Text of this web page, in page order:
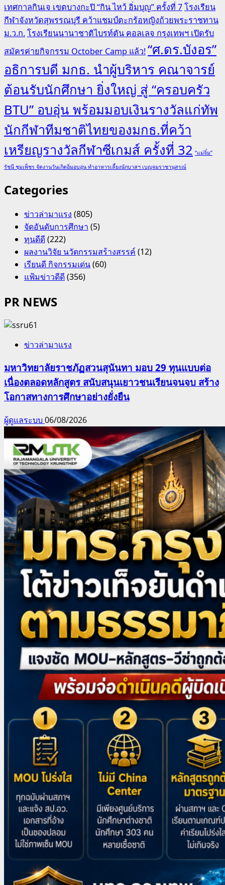
เทศกาลกินเจ เขตบางกะปิ “กิน ไหว้ อิ่มบุญ” ครั้งที่ 7โรงเรียน
กีฬาจังหวัดสุพรรณบุรี คว้าแชมป์ตะกร้อหญิงถ้วยพระราชทาน
ม.ว.ก.โรงเรียนนานาชาติไบรท์ตัน คอลเลจ กรุงเทพฯ เปิดรับ
สมัครค่ายกิจกรรม October Camp แล้ว!“ศ.ดร.บังอร”
อธิการบดี มกธ. นำผู้บริหาร คณาจารย์
ต้อนรับนักศึกษา ยิ่งใหญ่ สู่ “ครอบครัว
BTU” อบอุ่น พร้อมมอบเงินรางวัลแก่ทัพ
นักกีฬาทีมชาติไทยของมกธ.ที่คว้า
เหรียญรางวัลกีฬาซีเกมส์ ครั้งที่ 32 “แม่จิ๋ม”
รัชนี ชุมเพ็ชร จัดงานวันเกิดอิ่มอบอุ่น ทำอาหารเลี้ยงนักบาสฯ เบญจมราชานุสรณ์
Categories
ข่าวล่ามาแรง (805)
จัดอันดับการศึกษา (5)
ทุนดีดี(222)
ผลงานวิจัย นวัตกรรมสร้างสรรค์(12)
เรียนดี กิจกรรมเด่น(60)
แฟ้มข่าวดีดี(356)
PR NEWS
ข่าวล่ามาแรง
มหาวิทยาลัยราชภัฏสวนสุนันทา มอบ 29 ทุนแบบต่อ
เนื่องตลอดหลักสูตร สนับสนุนเยาวชนเรียนจนจบ สร้าง
โอกาสทางการศึกษาอย่างยั่งยืน
ผู้ดูแลระบบ 06/08/2026